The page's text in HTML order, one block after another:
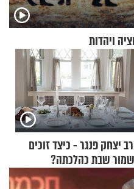
ויהדות
יצחק פנגר - כיצד זוכים
שבת כהלכתה?